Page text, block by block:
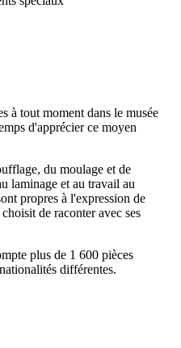
à tout moment dans le musée
d'apprécier ce moyen
du moulage et de
laminage et au travail au
propres à l'expression de
de raconter avec ses
plus de 1 600 pièces
différentes.